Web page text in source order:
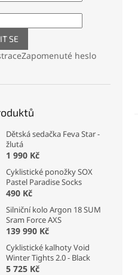
SE
Zapomenuté heslo
Dětská sedačka Feva Star -
žlutá
1 990 Kč
Cyklistické ponožky SOX
Pastel Paradise Socks
490 Kč
Silniční kolo Argon 18 SUM
Sram Force AXS
139 990 Kč
Cyklistické kalhoty Void
Winter Tights 2.0 - Black
5 725 Kč